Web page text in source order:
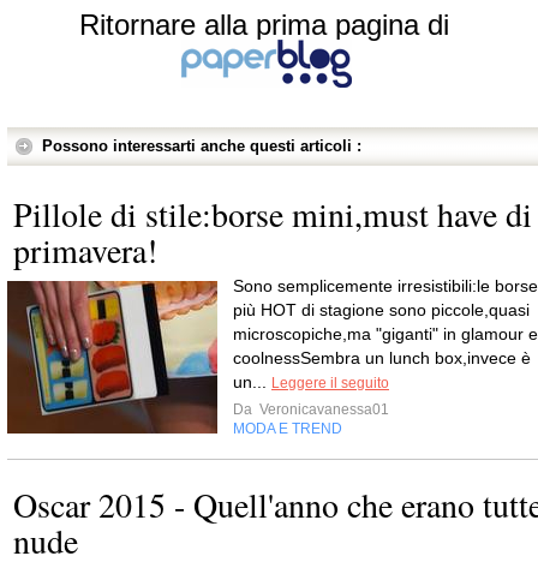
Ritornare alla prima pagina di
Possono interessarti anche questi articoli :
Pillole di stile:borse mini,must have di
primavera!
Sono semplicemente irresistibili:le borse
più HOT di stagione sono piccole,quasi
microscopiche,ma "giganti" in glamour e
coolnessSembra un lunch box,invece è
un...
Leggere il seguito
Da Veronicavanessa01
MODA E TREND
Oscar 2015 - Quell'anno che erano
nude